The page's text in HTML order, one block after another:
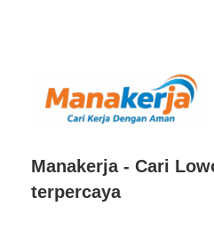
Manakerja - Cari
terpercaya